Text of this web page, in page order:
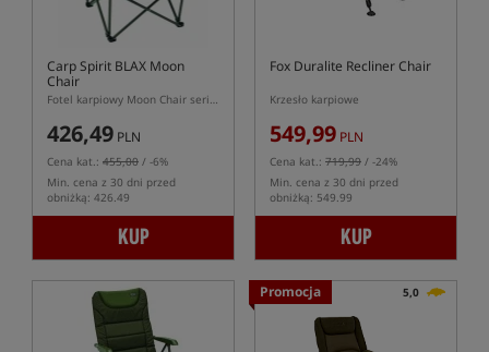
Carp Spirit BLAX Moon
Chair
Fotel karpiowy Moon Chair serii BLAX
426,49 PLN
Cena kat.: 455,00 / -6%
Min. cena z 30 dni przed
obniżką: 426.49
KUP
Fox Duralite Recliner Chair
Krzesło karpiowe
549,99 PLN
Cena kat.: 719,99 / -24%
Min. cena z 30 dni przed
obniżką: 549.99
KUP
Promocja 5,0